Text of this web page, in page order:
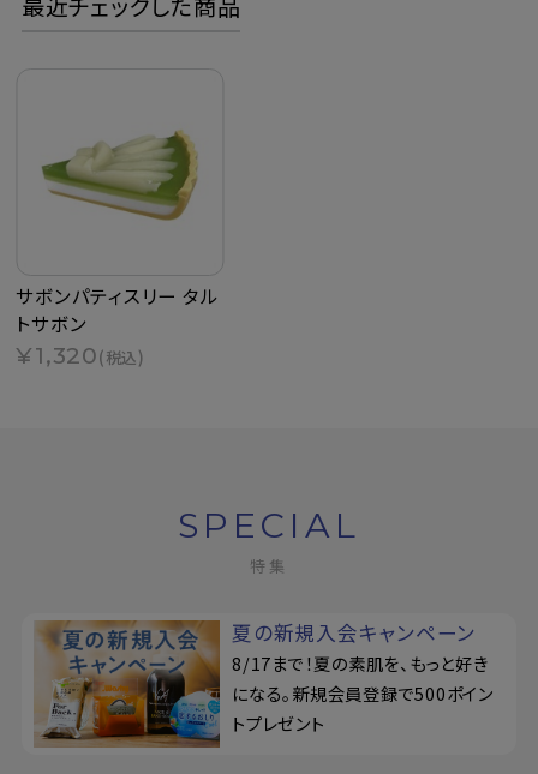
サボンパティスリー タル
トサボン
¥1,320(税込)
SPECIAL
特集
夏の新規入会キャンペーン
8/17まで！夏の素肌を、もっと好き
になる。新規会員登録で500ポイン
トプレゼント